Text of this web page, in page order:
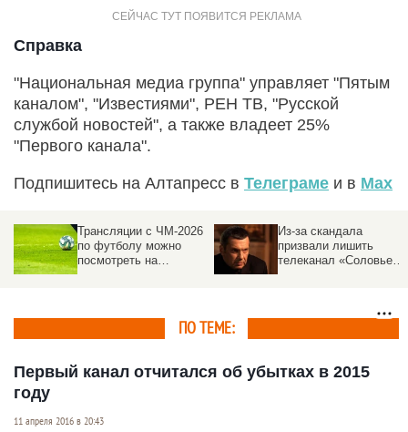
Справка
"Национальная медиа группа" управляет "Пятым
каналом", "Известиями", РЕН ТВ, "Русской
службой новостей", а также владеет 25%
"Первого канала".
Подпишитесь на Алтапресс в Телеграме и в Max
Трансляции с ЧМ-2026
по футболу можно
посмотреть на
Из-за скандала
призвали лишить
телеканал «Соловьев
ПО ТЕМЕ:
Первый канал отчитался об убытках в 2015
году
11 апреля 2016 в 20:43